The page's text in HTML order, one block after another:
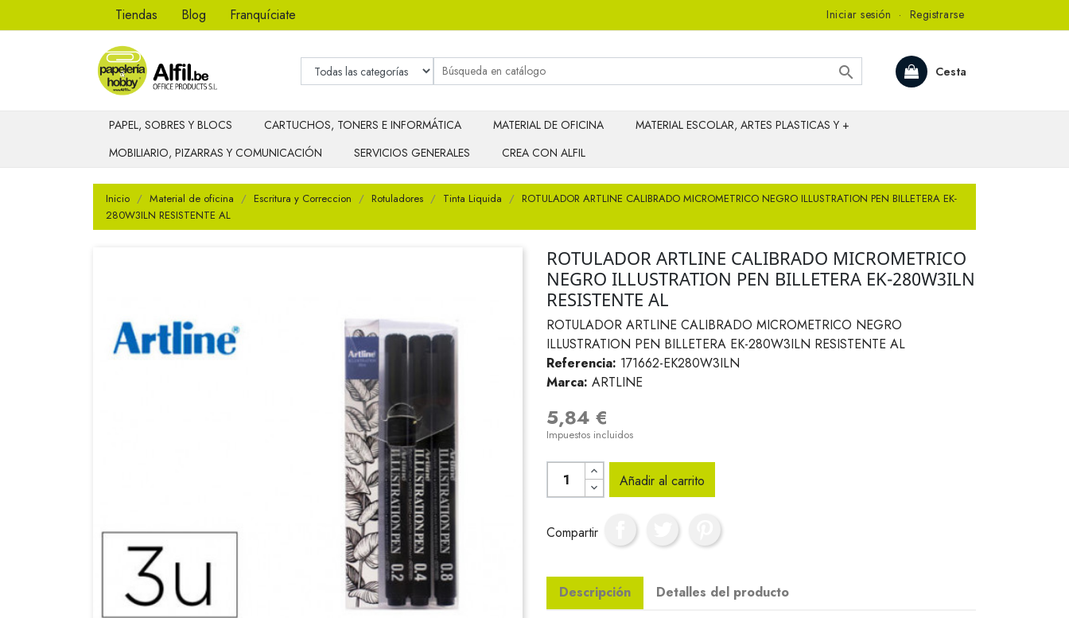
Tiendas Blog Franquíciate Iniciar sesión · Registrarse
Cesta

PAPEL, SOBRES Y BLOCS CARTUCHOS, TONERS E INFORMÁTICA MATERIAL DE OFICINA
MATERIAL ESCOLAR, ARTES PLASTICAS Y +
MOBILIARIO, PIZARRAS Y COMUNICACIÓN
SERVICIOS GENERALES CREA CON ALFIL
Inicio Material de oficina Escritura y Correccion Rotuladores Tinta Liquida
ROTULADOR ARTLINE CALIBRADO MICROMETRICO NEGRO ILLUSTRATION PEN BILLETERA EK-
280W3ILN RESISTENTE AL
ROTULADOR ARTLINE CALIBRADO MICROMETRICO
NEGRO ILLUSTRATION PEN BILLETERA EK-280W3ILN
RESISTENTE AL
ROTULADOR ARTLINE CALIBRADO MICROMETRICO NEGRO
ILLUSTRATION PEN BILLETERA EK-280W3ILN RESISTENTE AL
Referencia: 171662-EK280W3ILN
Marca: ARTLINE
5,84 €
Impuestos incluidos
Añadir al carrito
Compartir
Descripción Detalles del producto